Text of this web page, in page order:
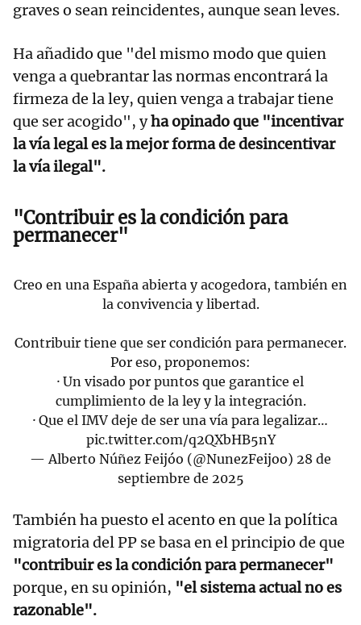
graves o sean reincidentes, aunque sean leves.
Ha añadido que "del mismo modo que quien
venga a quebrantar las normas encontrará la
firmeza de la ley, quien venga a trabajar tiene
que ser acogido", yha opinado que "incentivar
la vía legal es la mejor forma de desincentivar
la vía ilegal".
"Contribuir es la condición para
permanecer"
Creo en una España abierta y acogedora, también en
la convivencia y libertad.
Contribuir tiene que ser condición para permanecer.
Por eso, proponemos:
· Un visado por puntos que garantice el
cumplimiento de la ley y la integración.
· Que el IMV deje de ser una vía para legalizar…
pic.twitter.com/q2QXbHB5nY
— Alberto Núñez Feijóo (@NunezFeijoo) 28 de
septiembre de 2025
También ha puesto el acento en que la política
migratoria del PP se basa en el principio de que
"contribuir es la condición para permanecer"
porque, en su opinión, "el sistema actual no es
razonable".